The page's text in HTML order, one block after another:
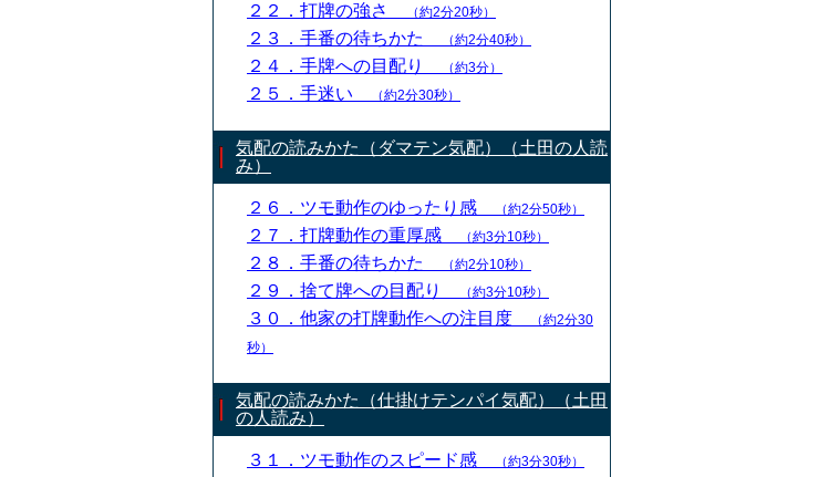
２２．打牌の強さ （約2分20秒）
２３．手番の待ちかた （約2分40秒）
２４．手牌への目配り （約3分）
２５．手迷い （約2分30秒）
気配の読みかた（ダマテン気配）（土田の人読
み）
２６．ツモ動作のゆったり感 （約2分50秒）
２７．打牌動作の重厚感 （約3分10秒）
２８．手番の待ちかた （約2分10秒）
２９．捨て牌への目配り （約3分10秒）
３０．他家の打牌動作への注目度
（約2分30
秒）
気配の読みかた（仕掛けテンパイ気配）（土田
の人読み）
３１．ツモ動作のスピード感 （約3分30秒）